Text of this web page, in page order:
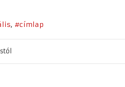
címlap